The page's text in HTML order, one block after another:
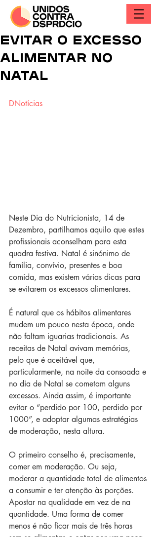
Evitar o excesso
alimentar no
Natal
DNotícias
Neste Dia do Nutricionista, 14 de
Dezembro, partilhamos aquilo que estes
profissionais aconselham para esta
quadra festiva. Natal é sinónimo de
família, convívio, presentes e boa
comida, mas existem várias dicas para
se evitarem os excessos alimentares.
É natural que os hábitos alimentares
mudem um pouco nesta época, onde
não faltam iguarias tradicionais. As
receitas de Natal avivam memórias,
pelo que é aceitável que,
particularmente, na noite da consoada e
no dia de Natal se cometam alguns
excessos. Ainda assim, é importante
evitar o “perdido por 100, perdido por
1000”, e adoptar algumas estratégias
de moderação, nesta altura.
O primeiro conselho é, precisamente,
comer em moderação. Ou seja,
moderar a quantidade total de alimentos
a consumir e ter atenção às porções.
Apostar na qualidade em vez de na
quantidade. Uma forma de comer
menos é não ficar mais de três horas